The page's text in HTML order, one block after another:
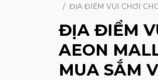
ĐỊA ĐIỂM VUI CHƠI
ĐỊA ĐIỂM
AEON
MUA SẮM